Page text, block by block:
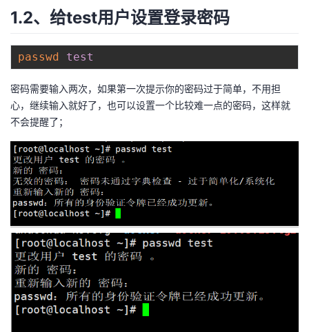
学
堂
的
课
程
我
的
认
证
我
的
实
验
我
的
收
藏
持
技
术
支
持
的
云
声
建
议
1.2、给test用户设置登录密码
passwd test
密码需要输入两次，如果第一次提示你的密码过于简单，不用担
心，继续输入就好了，也可以设置一个比较难一点的密码，这样就
不会提醒了；